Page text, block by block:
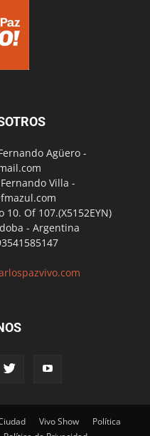
Agüero -
Villa -
Of 107.(X5152EYN)
- Argentina
Vivo Show
Política